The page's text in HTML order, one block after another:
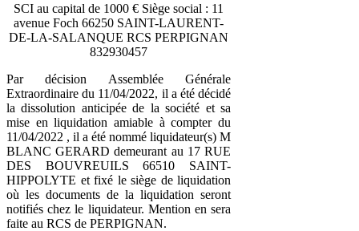
SCI au capital de 1000 € Siège social : 11
avenue Foch 66250 SAINT-LAURENT-
DE-LA-SALANQUE RCS PERPIGNAN
832930457
Par décision Assemblée Générale
Extraordinaire du 11/04/2022, il a été décidé
la dissolution anticipée de la société et sa
mise en liquidation amiable à compter du
11/04/2022 , il a été nommé liquidateur(s) M
BLANC GERARD demeurant au 17 RUE
DES BOUVREUILS 66510 SAINT-
HIPPOLYTE et fixé le siège de liquidation
où les documents de la liquidation seront
notifiés chez le liquidateur. Mention en sera
faite au RCS de PERPIGNAN.